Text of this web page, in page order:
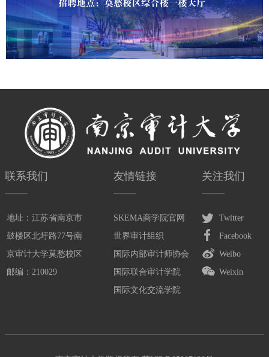
联系我们
地址：江苏省南京市
鼓楼区北圩路77号南
京审计大学莫愁校区
邮编：210029
友情链接
SKEMA商学院官网
世界审计组织
国际内部审计师协会
国际联合审计学院
国际文化交流学院
关注我们
Twitter
Facebook
Weibo
Weixin